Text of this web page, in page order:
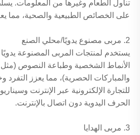
تناول الطعام وغيرها من المعلومات.
على الخصائص الطبيعية والصحية، مما
2. مربى مصنوع يدويًا/محلي الصنع
يستخدم لمنتجات المربى المصنوعة يدويًا
الأنماط الشخصية وطباعة النصوص (مثل
والمباركات الحصرية)، مما يعزز التفرد
للتجارة الإلكترونية عبر الإنترنت
الحرف اليدوية دون اتصال بالإنترنت.
3. مربى الهدايا